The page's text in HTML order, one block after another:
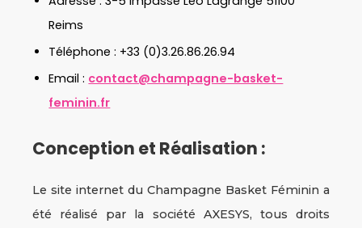
Reims
Téléphone : +33 (0)3.26.86.26.94
Email : contact@champagne-basket-
feminin.fr
Conception et Réalisation :
Le site internet du Champagne Basket Féminin a
été réalisé par la société AXESYS, tous droits